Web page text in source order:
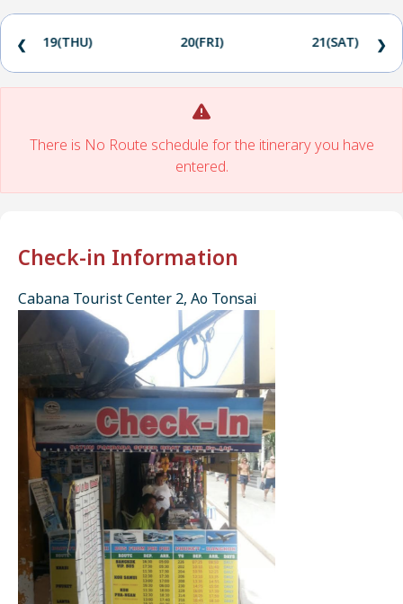
19(THU) 20(FRI) 21(SAT)
❮ ❯
There is No Route schedule for the itinerary you have
entered.
Check-in Information
Cabana Tourist Center 2, Ao Tonsai